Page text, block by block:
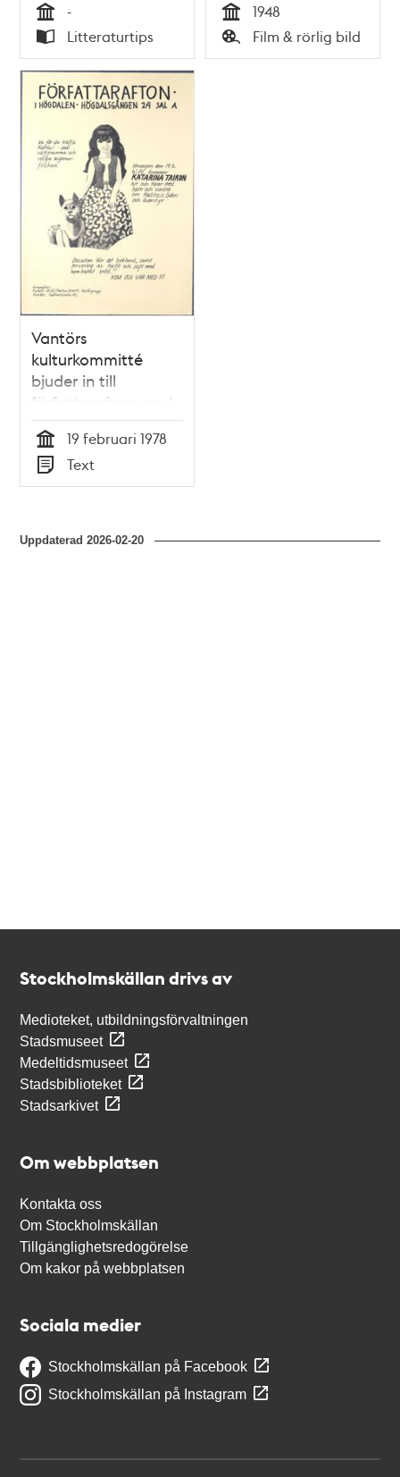
Tid
-
Typ
Litteraturtips Tid
1948
Typ
Film & rörlig bild
Vantörs
kulturkommitté
bjuder in till
författarafton med
författaren Katarina
Taikon
Tid
19 februari 1978
Typ
Text
Uppdaterad2026-02-20
Stockholmskällan drivs av
Medioteket, utbildningsförvaltningen
Stadsmuseet
Medeltidsmuseet
Stadsbiblioteket
Stadsarkivet
Om webbplatsen
Kontakta oss
Om Stockholmskällan
Tillgänglighetsredogörelse
Om kakor på webbplatsen
Sociala medier
Stockholmskällan på Facebook
Stockholmskällan på Instagram